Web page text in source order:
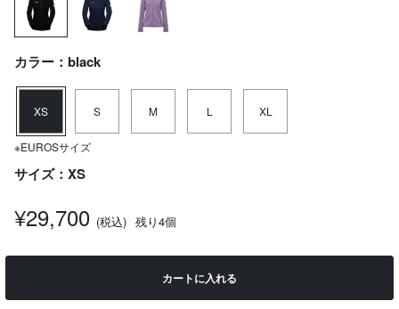
カラー：black
XS S M L XL
※EUROSサイズ
サイズ：XS
¥29,700 (税込) 残り4個
カートに入れる